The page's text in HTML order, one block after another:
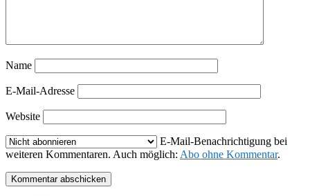
Name
E-Mail-Adresse
Website
E-Mail-Benachrichtigung bei
weiteren Kommentaren. Auch möglich: Abo ohne Kommentar.
Kommentar abschicken